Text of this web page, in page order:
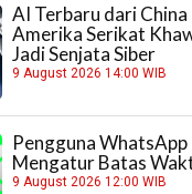
AI Terbaru dari China
Amerika Serikat
Jadi Senjata Siber
9 August 2026 14:00 WIB
Pengguna WhatsApp
Mengatur Batas
9 August 2026 12:00 WIB